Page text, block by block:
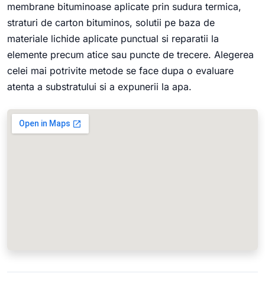
membrane bituminoase aplicate prin sudura termica,
straturi de carton bituminos, solutii pe baza de
materiale lichide aplicate punctual si reparatii la
elemente precum atice sau puncte de trecere. Alegerea
celei mai potrivite metode se face dupa o evaluare
atenta a substratului si a expunerii la apa.